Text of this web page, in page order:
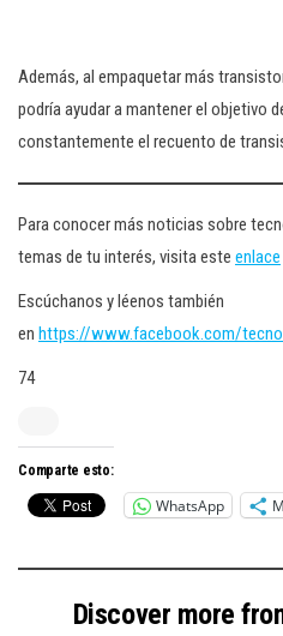
Además, al empaquetar más
podría ayudar a mantener el objetivo
constantemente el recuento de
Para conocer más noticias sobre
temas de tu interés, visita este enlace
Escúchanos y léenos también
en https://www.facebook.com/
74
Comparte esto:
WhatsApp
Discover more